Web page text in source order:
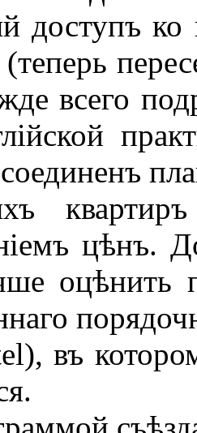
доступъ ко
всего
цѣнъ.
оцѣнить
въ